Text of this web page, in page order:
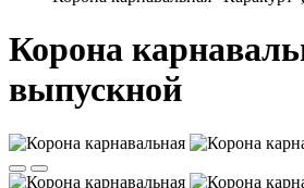
Корона
выпускной